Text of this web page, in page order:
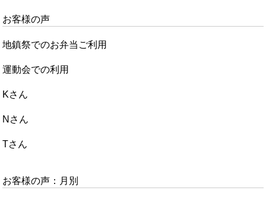
お客様の声
地鎮祭でのお弁当ご利用
運動会での利用
Kさん
Nさん
Tさん
お客様の声：月別